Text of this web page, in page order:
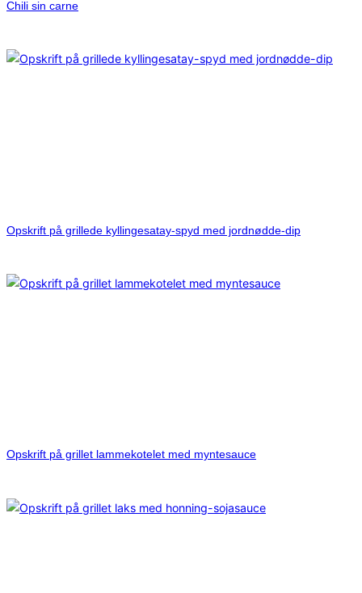
Chili sin carne
Opskrift på grillede kyllingesatay-spyd med jordnødde-dip
Opskrift på grillet lammekotelet med myntesauce